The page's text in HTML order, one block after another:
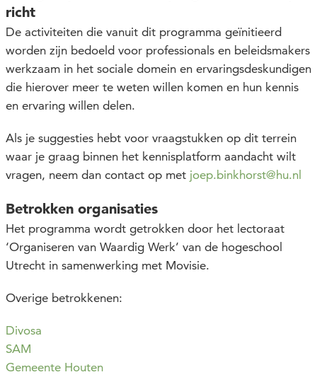
richt
De activiteiten die vanuit dit programma geïnitieerd
worden zijn bedoeld voor professionals en beleidsmakers
werkzaam in het sociale domein en ervaringsdeskundigen
die hierover meer te weten willen komen en hun kennis
en ervaring willen delen.
Als je suggesties hebt voor vraagstukken op dit terrein
waar je graag binnen het kennisplatform aandacht wilt
vragen, neem dan contact op met joep.binkhorst@hu.nl
Betrokken organisaties
Het programma wordt getrokken door het lectoraat
‘Organiseren van Waardig Werk’ van de hogeschool
Utrecht in samenwerking met Movisie.
Overige betrokkenen:
Divosa
SAM
Gemeente Houten